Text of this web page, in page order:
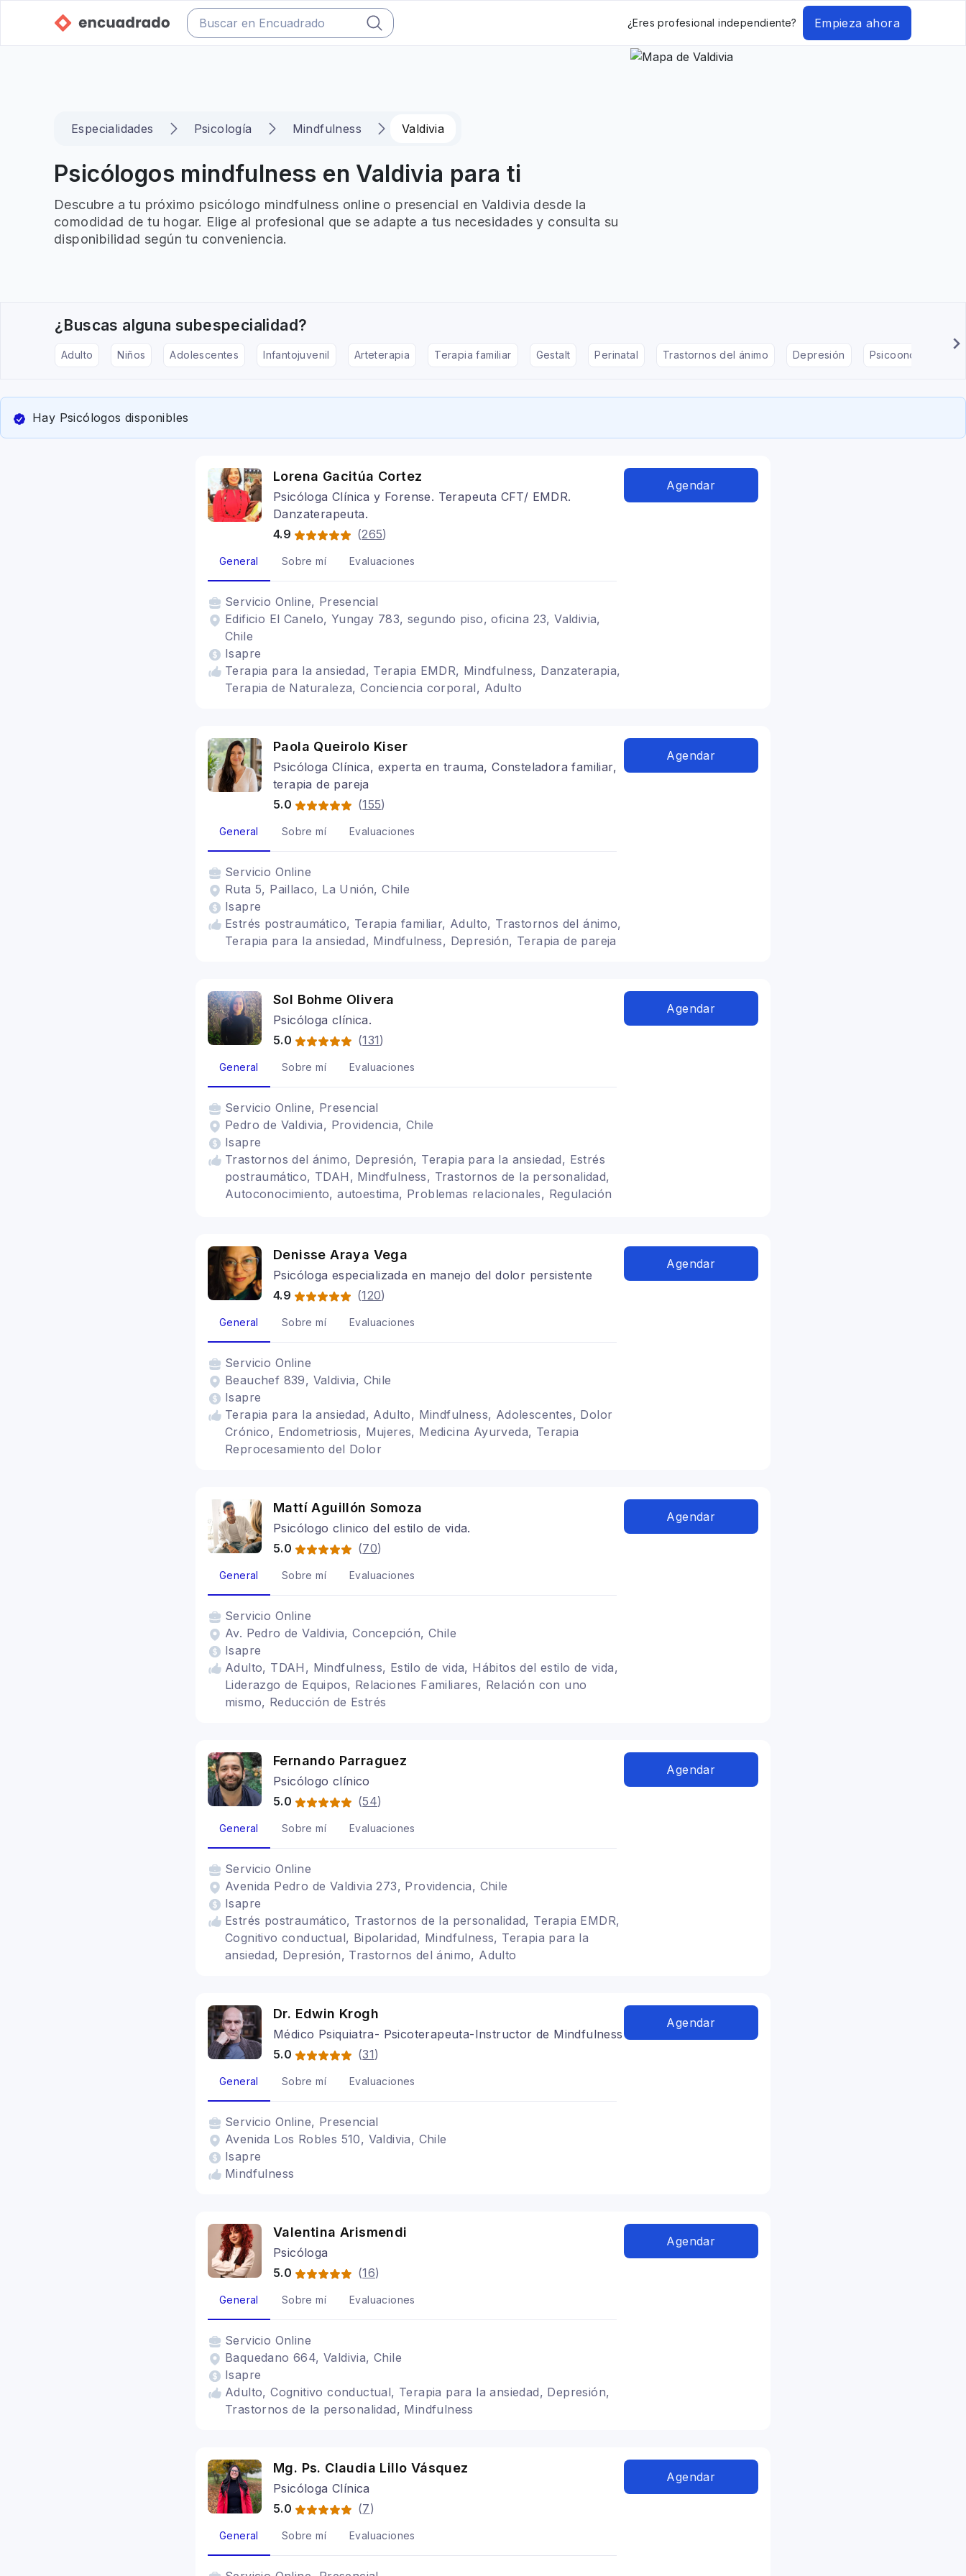
¿Eres profesional independiente? Empieza ahora
Especialidades Psicología Mindfulness Valdivia
Psicólogos mindfulness en Valdivia para ti
Descubre a tu próximo psicólogo mindfulness online o presencial en Valdivia desde la
comodidad de tu hogar. Elige al profesional que se adapte a tus necesidades y consulta su
disponibilidad según tu conveniencia.
¿Buscas alguna subespecialidad?
Adulto Niños Adolescentes Infantojuvenil Arteterapia Terapia familiar Gestalt Perinatal Trastornos del ánimo Depresión Psicooncología
Hay Psicólogos disponibles
Lorena Gacitúa Cortez
Psicóloga Clínica y Forense. Terapeuta CFT/ EMDR.
Danzaterapeuta.
4.9
(265)
General Sobre mí Evaluaciones
Servicio Online, Presencial
Edificio El Canelo, Yungay 783, segundo piso, oficina 23, Valdivia,
Chile
Isapre
Terapia para la ansiedad, Terapia EMDR, Mindfulness, Danzaterapia,
Terapia de Naturaleza, Conciencia corporal, Adulto
Agendar
Paola Queirolo Kiser
Psicóloga Clínica, experta en trauma, Consteladora familiar,
terapia de pareja
5.0
(155)
General Sobre mí Evaluaciones
Servicio Online
Ruta 5, Paillaco, La Unión, Chile
Isapre
Estrés postraumático, Terapia familiar, Adulto, Trastornos del ánimo,
Terapia para la ansiedad, Mindfulness, Depresión, Terapia de pareja
Agendar
Sol Bohme Olivera
Psicóloga clínica.
5.0
(131)
General Sobre mí Evaluaciones
Servicio Online, Presencial
Pedro de Valdivia, Providencia, Chile
Isapre
Trastornos del ánimo, Depresión, Terapia para la ansiedad, Estrés
postraumático, TDAH, Mindfulness, Trastornos de la personalidad,
Autoconocimiento, autoestima, Problemas relacionales, Regulación
Agendar
Denisse Araya Vega
Psicóloga especializada en manejo del dolor persistente
4.9
(120)
General Sobre mí Evaluaciones
Servicio Online
Beauchef 839, Valdivia, Chile
Isapre
Terapia para la ansiedad, Adulto, Mindfulness, Adolescentes, Dolor
Crónico, Endometriosis, Mujeres, Medicina Ayurveda, Terapia
Reprocesamiento del Dolor
Agendar
Mattí Aguillón Somoza
Psicólogo clinico del estilo de vida.
5.0
(70)
General Sobre mí Evaluaciones
Servicio Online
Av. Pedro de Valdivia, Concepción, Chile
Isapre
Adulto, TDAH, Mindfulness, Estilo de vida, Hábitos del estilo de vida,
Liderazgo de Equipos, Relaciones Familiares, Relación con uno
mismo, Reducción de Estrés
Agendar
Fernando Parraguez
Psicólogo clínico
5.0
(54)
General Sobre mí Evaluaciones
Servicio Online
Avenida Pedro de Valdivia 273, Providencia, Chile
Isapre
Estrés postraumático, Trastornos de la personalidad, Terapia EMDR,
Cognitivo conductual, Bipolaridad, Mindfulness, Terapia para la
ansiedad, Depresión, Trastornos del ánimo, Adulto
Agendar
Dr. Edwin Krogh
Médico Psiquiatra- Psicoterapeuta-Instructor de Mindfulness
5.0
(31)
General Sobre mí Evaluaciones
Servicio Online, Presencial
Avenida Los Robles 510, Valdivia, Chile
Isapre
Mindfulness
Agendar
Valentina Arismendi
Psicóloga
5.0
(16)
General Sobre mí Evaluaciones
Servicio Online
Baquedano 664, Valdivia, Chile
Isapre
Adulto, Cognitivo conductual, Terapia para la ansiedad, Depresión,
Trastornos de la personalidad, Mindfulness
Agendar
Mg. Ps. Claudia Lillo Vásquez
Psicóloga Clínica
5.0
(7)
General Sobre mí Evaluaciones
Agendar